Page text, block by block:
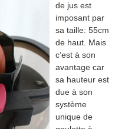
de jus est
imposant par
sa taille: 55cm
de haut. Mais
c’est à son
avantage car
sa hauteur est
due à son
système
unique de